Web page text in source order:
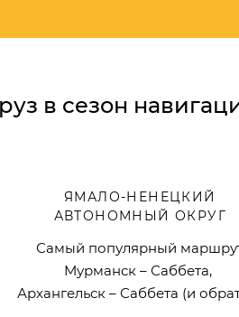
в сезон
ЯМАЛО-НЕНЕЦКИЙ
АВТОНОМНЫЙ ОКРУГ
Самый популярный
Мурманск – Саббета,
Архангельск – Саббета (и